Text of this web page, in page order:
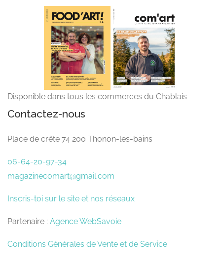
Disponible dans tous les commerces du Chablais
Contactez-nous
Place de crête 74 200 Thonon-les-bains
06-64-20-97-34
magazinecomart@gmail.com
Inscris-toi sur le site et nos réseaux
Partenaire : Agence WebSavoie
Conditions Générales de Vente et de Service